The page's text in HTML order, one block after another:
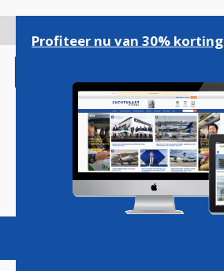
gaan
Magazine Podcasts
Profiteer nu van 30% korting